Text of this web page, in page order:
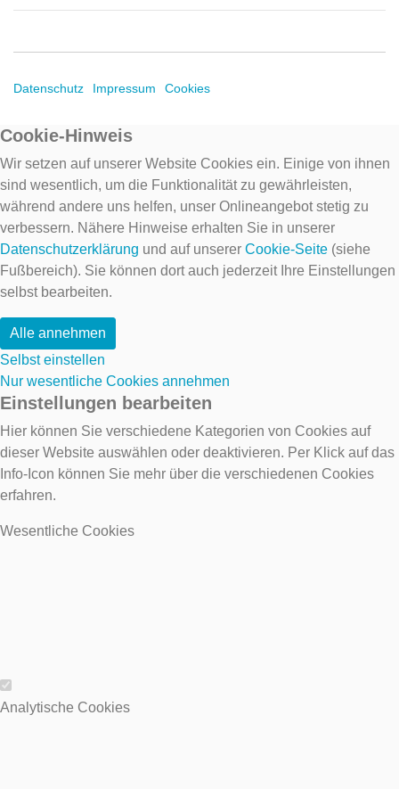
Datenschutz Impressum Cookies
Cookie-Hinweis
Wir setzen auf unserer Website Cookies ein. Einige von ihnen
sind wesentlich, um die Funktionalität zu gewährleisten,
während andere uns helfen, unser Onlineangebot stetig zu
verbessern. Nähere Hinweise erhalten Sie in unserer
Datenschutzerklärung und auf unserer Cookie-Seite (siehe
Fußbereich). Sie können dort auch jederzeit Ihre Einstellungen
selbst bearbeiten.
Alle annehmen
Selbst einstellen
Nur wesentliche Cookies annehmen
Einstellungen bearbeiten
Hier können Sie verschiedene Kategorien von Cookies auf
dieser Website auswählen oder deaktivieren. Per Klick auf das
Info-Icon können Sie mehr über die verschiedenen Cookies
erfahren.
Wesentliche Cookies
Wesentliche Cookies
Analytische Cookies